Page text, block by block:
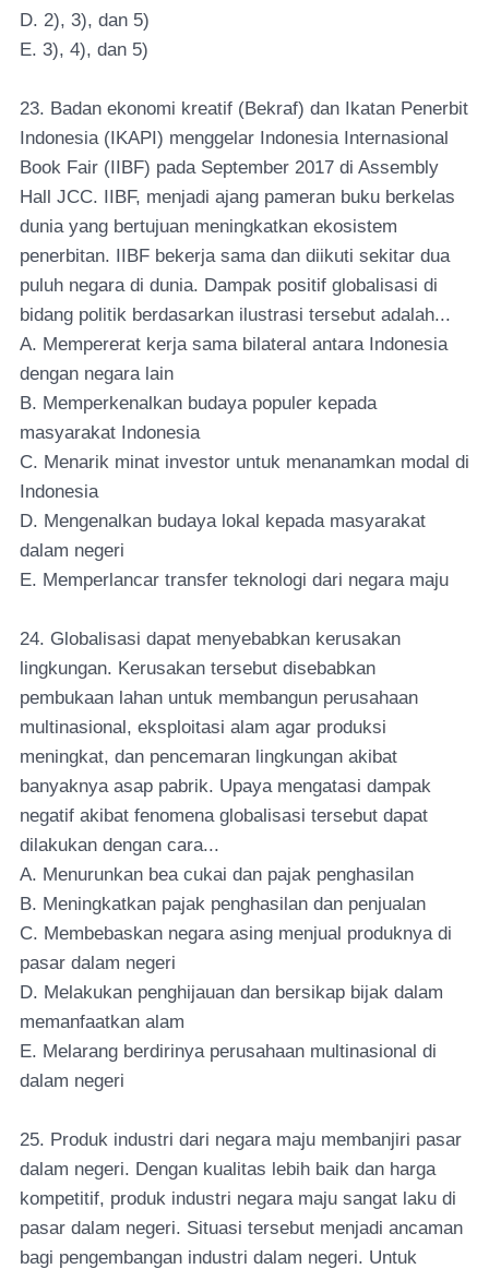
D. 2), 3), dan 5)
E. 3), 4), dan 5)
23. Badan ekonomi kreatif (Bekraf) dan Ikatan Penerbit
Indonesia (IKAPI) menggelar Indonesia Internasional
Book Fair (IIBF) pada September 2017 di Assembly
Hall JCC. IIBF, menjadi ajang pameran buku berkelas
dunia yang bertujuan meningkatkan ekosistem
penerbitan. IIBF bekerja sama dan diikuti sekitar dua
puluh negara di dunia. Dampak positif globalisasi di
bidang politik berdasarkan ilustrasi tersebut adalah...
A. Mempererat kerja sama bilateral antara Indonesia
dengan negara lain
B. Memperkenalkan budaya populer kepada
masyarakat Indonesia
C. Menarik minat investor untuk menanamkan modal di
Indonesia
D. Mengenalkan budaya lokal kepada masyarakat
dalam negeri
E. Memperlancar transfer teknologi dari negara maju
24. Globalisasi dapat menyebabkan kerusakan
lingkungan. Kerusakan tersebut disebabkan
pembukaan lahan untuk membangun perusahaan
multinasional, eksploitasi alam agar produksi
meningkat, dan pencemaran lingkungan akibat
banyaknya asap pabrik. Upaya mengatasi dampak
negatif akibat fenomena globalisasi tersebut dapat
dilakukan dengan cara...
A. Menurunkan bea cukai dan pajak penghasilan
B. Meningkatkan pajak penghasilan dan penjualan
C. Membebaskan negara asing menjual produknya di
pasar dalam negeri
D. Melakukan penghijauan dan bersikap bijak dalam
memanfaatkan alam
E. Melarang berdirinya perusahaan multinasional di
dalam negeri
25. Produk industri dari negara maju membanjiri pasar
dalam negeri. Dengan kualitas lebih baik dan harga
kompetitif, produk industri negara maju sangat laku di
pasar dalam negeri. Situasi tersebut menjadi ancaman
bagi pengembangan industri dalam negeri. Untuk